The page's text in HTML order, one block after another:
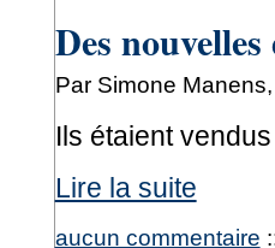
Des nouvelles
Par Simone
Ils étaient
Lire la suite
aucun commentaire